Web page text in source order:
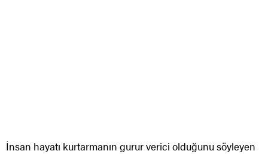
İnsan hayatı kurtarmanın gurur verici olduğunu söyleyen